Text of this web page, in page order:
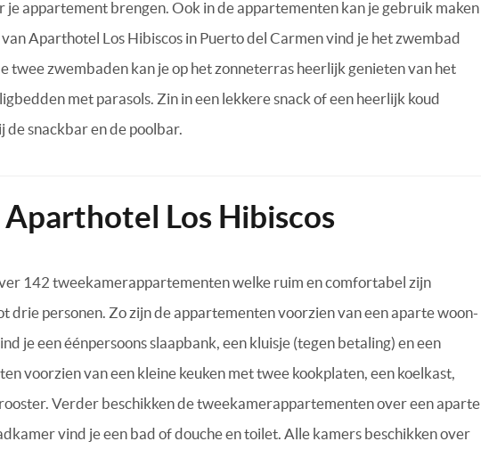
je appartement brengen. Ook in de appartementen kan je gebruik maken
Aparthotel Los Hibiscos in Puerto del Carmen vind je het zwembad
twee zwembaden kan je op het zonneterras heerlijk genieten van het
met parasols. Zin in een lekkere snack of een heerlijk koud
snackbar en de poolbar.
Los Hibiscos
142 tweekamerappartementen welke ruim en comfortabel zijn
drie personen. Zo zijn de appartementen voorzien van een aparte woon-
je een éénpersoons slaapbank, een kluisje (tegen betaling) en een
voorzien van een kleine keuken met twee kookplaten, een koelkast,
Verder beschikken de tweekamerappartementen over een aparte
vind je een bad of douche en toilet. Alle kamers beschikken over